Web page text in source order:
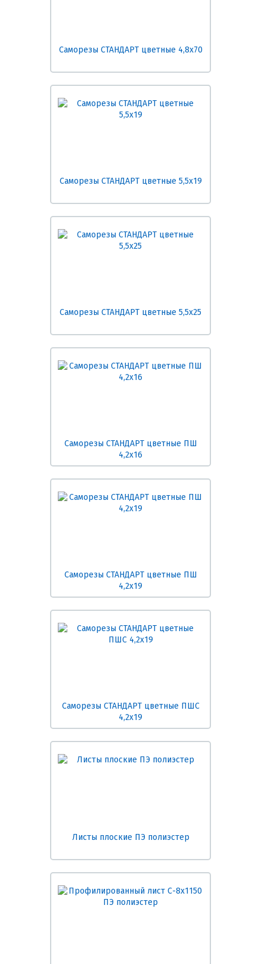
Саморезы СТАНДАРТ цветные 4,8х70
Саморезы СТАНДАРТ цветные 5,5х19
Саморезы СТАНДАРТ цветные 5,5х25
Саморезы СТАНДАРТ цветные ПШ
4,2х16
Саморезы СТАНДАРТ цветные ПШ
4,2х19
Саморезы СТАНДАРТ цветные ПШС
4,2х19
Листы плоские ПЭ полиэстер